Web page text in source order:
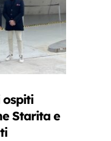
ospiti
Starita e